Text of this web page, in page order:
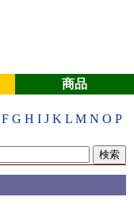
商品
F G H I J K L M N O P